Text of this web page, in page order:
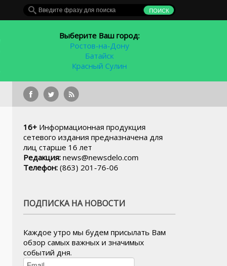
Выберите Ваш город:
Ростов-на-Дону
Батайск
Красный Сулин
16+ Информационная продукция
сетевого издания предназначена для
лиц старше 16 лет
Редакция: news@newsdelo.com
Телефон: (863) 201-76-06
ПОДПИСКА НА НОВОСТИ
Каждое утро мы будем присылать Вам
обзор самых важных и значимых
событий дня.